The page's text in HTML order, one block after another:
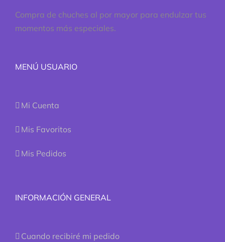
Compra de chuches al por mayor para endulzar tus
momentos más especiales.
MENÚ USUARIO
Mi Cuenta
Mis Favoritos
Mis Pedidos
INFORMACIÓN GENERAL
Cuando recibiré mi pedido